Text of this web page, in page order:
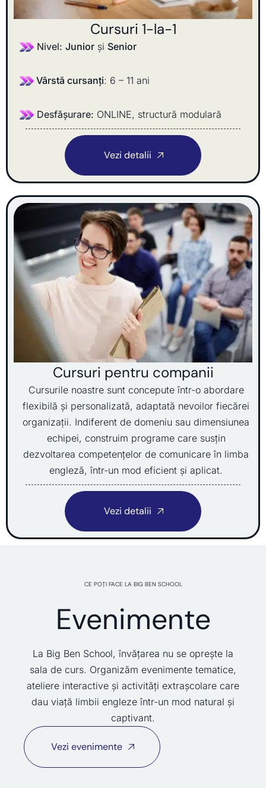
Cursuri 1-la-1
Nivel: Junior și Senior
Vârstă cursanți: 6 – 11 ani
Desfășurare: ONLINE, structură modulară
Vezi detalii
Cursuri pentru companii
Cursurile noastre sunt concepute într-o abordare
flexibilă și personalizată, adaptată nevoilor fiecărei
organizații. Indiferent de domeniu sau dimensiunea
echipei, construim programe care susțin
dezvoltarea competențelor de comunicare în limba
engleză, într-un mod eficient și aplicat.
Vezi detalii
CE POȚI FACE LA BIG BEN SCHOOL
Evenimente
La Big Ben School, învățarea nu se oprește la
sala de curs. Organizăm evenimente tematice,
ateliere interactive și activități extrașcolare care
dau viață limbii engleze într-un mod natural și
captivant.
Vezi evenimente